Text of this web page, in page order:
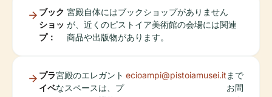
ブック
ショッ
プ：
宮殿自体にはブックショップがありません
が、近くのピストイア美術館の会場には関連
商品や出版物があります。
プラ
イベ
宮殿のエレガント
なスペースは、プ
ecioampi@pistoiamusei.it まで
お問